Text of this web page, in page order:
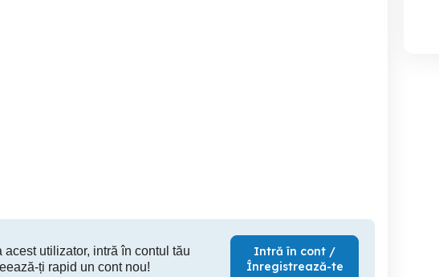
acest utilizator, intră în contul tău
ți rapid un cont nou!
Intră în cont /
Înregistrează-te